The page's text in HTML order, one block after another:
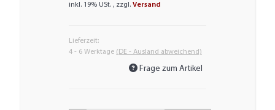
inkl. 19% USt. , zzgl. Versand
Lieferzeit:
4 - 6 Werktage (DE - Ausland abweichend)
Frage zum Artikel